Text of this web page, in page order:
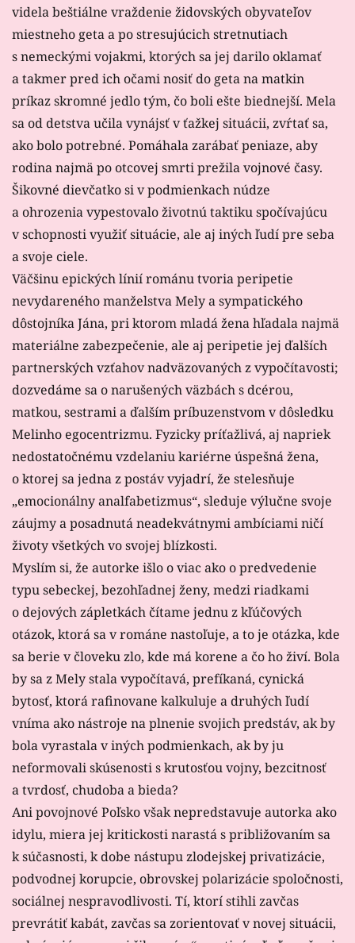
videla beštiálne vraždenie židovských obyvateľov
miestneho geta a po stresujúcich stretnutiach
s nemeckými vojakmi, ktorých sa jej darilo oklamať
a takmer pred ich očami nosiť do geta na matkin
príkaz skromné jedlo tým, čo boli ešte biednejší. Mela
sa od detstva učila vynájsť v ťažkej situácii, zvŕtať sa,
ako bolo potrebné. Pomáhala zarábať peniaze, aby
rodina najmä po otcovej smrti prežila vojnové časy.
Šikovné dievčatko si v podmienkach núdze
a ohrozenia vypestovalo životnú taktiku spočívajúcu
v schopnosti využiť situácie, ale aj iných ľudí pre seba
a svoje ciele.
Väčšinu epických línií románu tvoria peripetie
nevydareného manželstva Mely a sympatického
dôstojníka Jána, pri ktorom mladá žena hľadala najmä
materiálne zabezpečenie, ale aj peripetie jej ďalších
partnerských vzťahov nadväzovaných z vypočítavosti;
dozvedáme sa o narušených väzbách s dcérou,
matkou, sestrami a ďalším príbuzenstvom v dôsledku
Melinho egocentrizmu. Fyzicky príťažlivá, aj napriek
nedostatočnému vzdelaniu kariérne úspešná žena,
o ktorej sa jedna z postáv vyjadrí, že stelesňuje
„emocionálny analfabetizmus“, sleduje výlučne svoje
záujmy a posadnutá neadekvátnymi ambíciami ničí
životy všetkých vo svojej blízkosti.
Myslím si, že autorke išlo o viac ako o predvedenie
typu sebeckej, bezohľadnej ženy, medzi riadkami
o dejových zápletkách čítame jednu z kľúčových
otázok, ktorá sa v románe nastoľuje, a to je otázka, kde
sa berie v človeku zlo, kde má korene a čo ho živí. Bola
by sa z Mely stala vypočítavá, prefíkaná, cynická
bytosť, ktorá rafinovane kalkuluje a druhých ľudí
vníma ako nástroje na plnenie svojich predstáv, ak by
bola vyrastala v iných podmienkach, ak by ju
neformovali skúsenosti s krutosťou vojny, bezcitnosť
a tvrdosť, chudoba a bieda?
Ani povojnové Poľsko však nepredstavuje autorka ako
idylu, miera jej kritickosti narastá s približovaním sa
k súčasnosti, k dobe nástupu zlodejskej privatizácie,
podvodnej korupcie, obrovskej polarizácie spoločnosti,
sociálnej nespravodlivosti. Tí, ktorí stihli zavčas
prevrátiť kabát, zavčas sa zorientovať v novej situácii,